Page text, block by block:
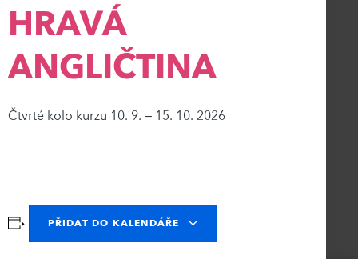
HRAVÁ
ANGLIČTINA
Čtvrté kolo kurzu 10. 9. – 15. 10. 2026
PŘIDAT DO KALENDÁŘE